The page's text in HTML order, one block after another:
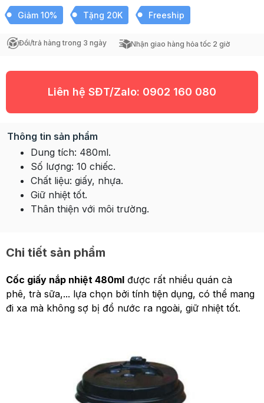
Giảm 10% Tặng 20K Freeship
Đổi/trả hàng trong 3 ngày Nhận giao hàng hỏa tốc 2 giờ
Liên hệ SĐT/Zalo: 0902 160 080
Thông tin sản phẩm
Dung tích: 480ml.
Số lượng: 10 chiếc.
Chất liệu: giấy, nhựa.
Giữ nhiệt tốt.
Thân thiện với môi trường.
Chi tiết sản phẩm
Cốc giấy nắp nhiệt 480ml được rất nhiều quán cà
phê, trà sữa,... lựa chọn bởi tính tiện dụng, có thể mang
đi xa mà không sợ bị đổ nước ra ngoài, giữ nhiệt tốt.